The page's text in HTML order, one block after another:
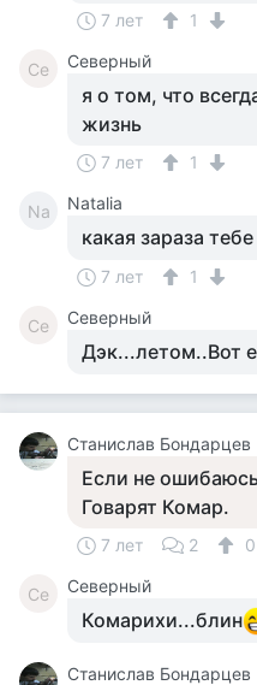
7 лет 1
Се Северный
я о том, что
жизнь
7 лет 1
Na Natalia
какая зараза
7 лет 1
Се Северный
Дэк...летом..Вот
Станислав Бондарцев
Если не
Говарят Комар.
7 лет 2 0
Се Северный
Комарихи...блин
Станислав Бондарцев